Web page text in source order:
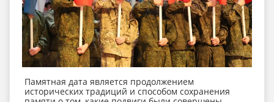
Памятная дата является продолжением
исторических традиций и способом сохранения